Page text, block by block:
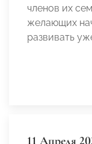
членов их
желающих
развивать
11 Апреля